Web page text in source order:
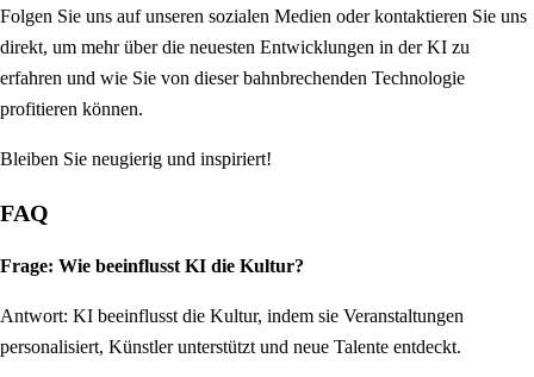
Folgen Sie uns auf unseren sozialen Medien oder kontaktieren Sie uns
direkt, um mehr über die neuesten Entwicklungen in der KI zu
erfahren und wie Sie von dieser bahnbrechenden Technologie
profitieren können.
Bleiben Sie neugierig und inspiriert!
FAQ
Frage: Wie beeinflusst KI die Kultur?
Antwort: KI beeinflusst die Kultur, indem sie Veranstaltungen
personalisiert, Künstler unterstützt und neue Talente entdeckt.